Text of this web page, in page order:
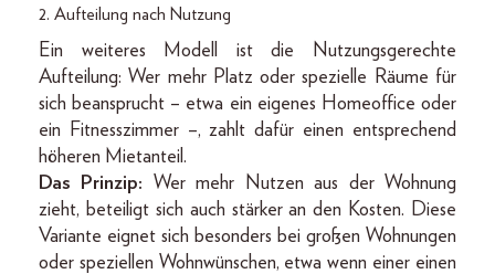
2. Aufteilung nach Nutzung
Ein weiteres Modell ist die Nutzungsgerechte
Aufteilung: Wer mehr Platz oder spezielle Räume für
sich beansprucht – etwa ein eigenes Homeoffice oder
ein Fitnesszimmer –, zahlt dafür einen entsprechend
höheren Mietanteil.
Das Prinzip: Wer mehr Nutzen aus der Wohnung
zieht, beteiligt sich auch stärker an den Kosten. Diese
Variante eignet sich besonders bei großen Wohnungen
oder speziellen Wohnwünschen, etwa wenn einer einen